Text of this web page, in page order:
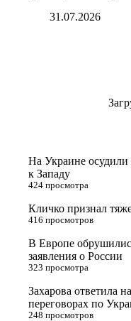
31.07.2026
На Украине осудили
к Западу
424 просмотра
Кличко признал
416 просмотров
В Европе
заявления о России
323 просмотра
Захарова ответила
переговорах по
248 просмотров